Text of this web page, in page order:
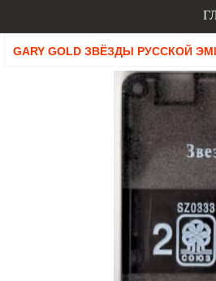
GARY GOLD ЗВЁЗДЫ РУССКОЙ